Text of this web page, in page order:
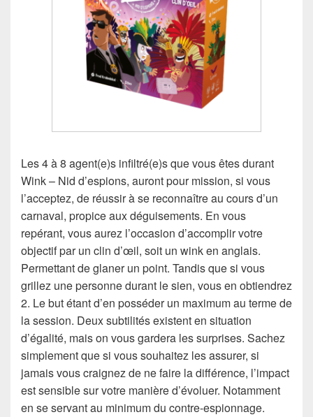
Les 4 à 8 agent(e)s infiltré(e)s que vous êtes durant
Wink – Nid d’espions, auront pour mission, si vous
l’acceptez, de réussir à se reconnaître au cours d’un
carnaval, propice aux déguisements. En vous
repérant, vous aurez l’occasion d’accomplir votre
objectif par un clin d’œil, soit un wink en anglais.
Permettant de glaner un point. Tandis que si vous
grillez une personne durant le sien, vous en obtiendrez
2. Le but étant d’en posséder un maximum au terme de
la session. Deux subtilités existent en situation
d’égalité, mais on vous gardera les surprises. Sachez
simplement que si vous souhaitez les assurer, si
jamais vous craignez de ne faire la différence, l’impact
est sensible sur votre manière d’évoluer. Notamment
en se servant au minimum du contre-espionnage.